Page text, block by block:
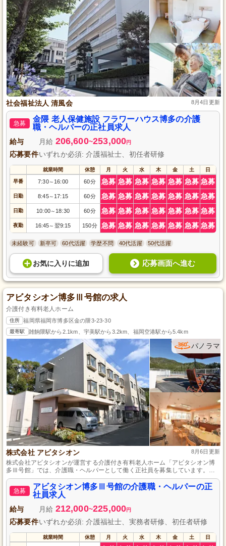
社会福祉法人 清風会 8月4日更新
急募
金隈 老人保健施設 フラワーハウス博多の介護
職・ヘルパーの正社員求人
給与 月給 206,600~253,000円
応募要件いずれか必須: 介護福祉士、初任者研修
就業時間 休憩 月 火 水 木 金 土 日
早番 7:30～ 16:00 60分 急募 急募 急募 急募 急募 急募 急募
日勤 8:45～ 17:15 60分 急募 急募 急募 急募 急募 急募 急募
日勤 10:00～ 18:30 60分 急募 急募 急募 急募 急募 急募 急募
夜勤 16:45～ 翌9:15 150分 急募 急募 急募 急募 急募 急募 急募
未経験可 新卒可 60代活躍 学歴不問 40代活躍 50代活躍
お気に入り に追加 応募画面へ進む
アビタシオン博多Ⅲ号館の求人
介護付き有料老人ホーム
住所 福岡県福岡市博多区金の隈3-23-30
最寄駅 雑餉隈駅から2.1km、宇美駅から3.2km、福岡空港駅から5.4km
パノラマ
株式会社 アビタシオン 8月6日更新
株式会社アビタシオンが運営する介護付き有料老人ホーム「アビタシオン博
多Ⅲ号館」では、介護職・ヘルパーとして働く正社員を募集しています。私
たちと一緒に高齢者の安心と快適を支えるやりがいのある仕事に挑戦しませ
んか？福祉の現場に興味がある方のご応募をお待ちしています。経験や資格
は問いません、一歩踏み出して新しいキャリアを築きましょう。
急募
アビタシオン博多Ⅲ号館の介護職・ヘルパーの正
社員求人
給与 月給 212,000~225,000円
応募要件いずれか必須: 介護福祉士、実務者研修、初任者研修
就業時間 休憩 月 火 水 木 金 土 日